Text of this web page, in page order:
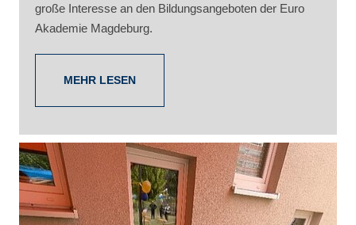
große Interesse an den Bildungsangeboten der Euro
Akademie Magdeburg.
MEHR LESEN